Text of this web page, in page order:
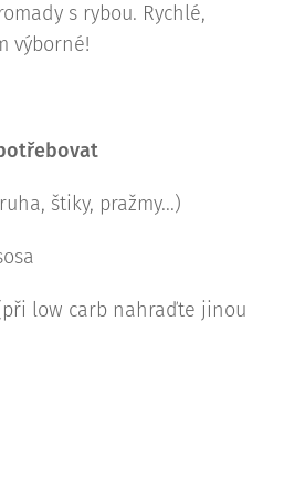
s rybou. Rychlé,
výborné!
štiky, pražmy...)
low carb nahraďte jinou